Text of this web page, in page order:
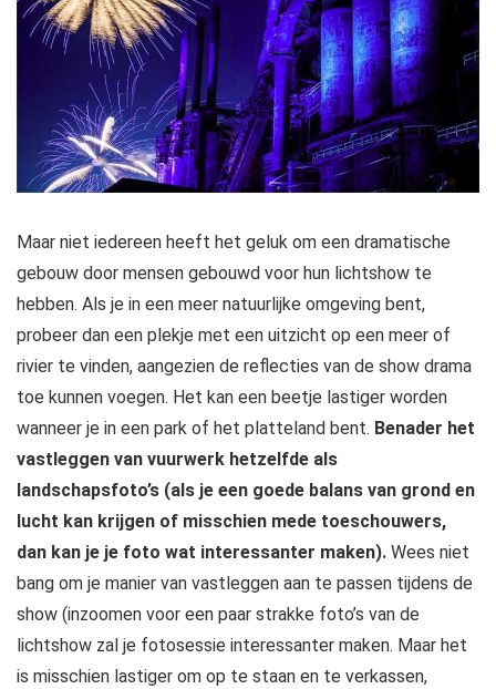
Maar niet iedereen heeft het geluk om een dramatische
gebouw door mensen gebouwd voor hun lichtshow te
hebben. Als je in een meer natuurlijke omgeving bent,
probeer dan een plekje met een uitzicht op een meer of
rivier te vinden, aangezien de reflecties van de show drama
toe kunnen voegen. Het kan een beetje lastiger worden
wanneer je in een park of het platteland bent. Benader het
vastleggen van vuurwerk hetzelfde als
landschapsfoto’s (als je een goede balans van grond en
lucht kan krijgen of misschien mede toeschouwers,
dan kan je je foto wat interessanter maken). Wees niet
bang om je manier van vastleggen aan te passen tijdens de
show (inzoomen voor een paar strakke foto’s van de
lichtshow zal je fotosessie interessanter maken. Maar het
is misschien lastiger om op te staan en te verkassen,